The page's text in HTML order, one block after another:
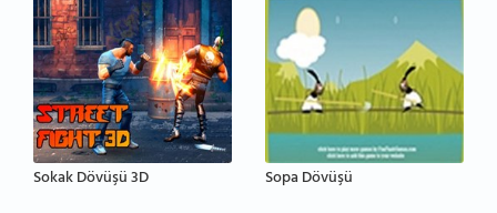
Sokak Dövüşü 3D Sopa Dövüşü